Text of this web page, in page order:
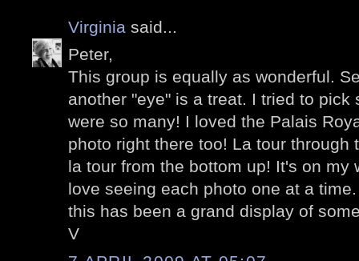
Virginia said...
Peter,
This group is equally as wonderful.
another "eye" is a treat. I tried to pick
were so many! I loved the Palais
photo right there too! La tour through
la tour from the bottom up! It's on my
love seeing each photo one at a
this has been a grand display of
V